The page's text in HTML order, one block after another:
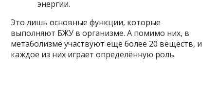
энергии.
Это лишь основные функции, которые
выполняют БЖУ в организме. А помимо них, в
метаболизме участвуют ещё более 20 веществ, и
каждое из них играет определённую роль.